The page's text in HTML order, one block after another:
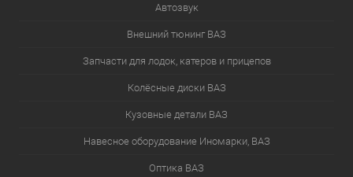
Автозвук
Внешний тюнинг ВАЗ
Запчасти для лодок, катеров и прицепов
Колёсные диски ВАЗ
Кузовные детали ВАЗ
Навесное оборудование Иномарки, ВАЗ
Оптика ВАЗ